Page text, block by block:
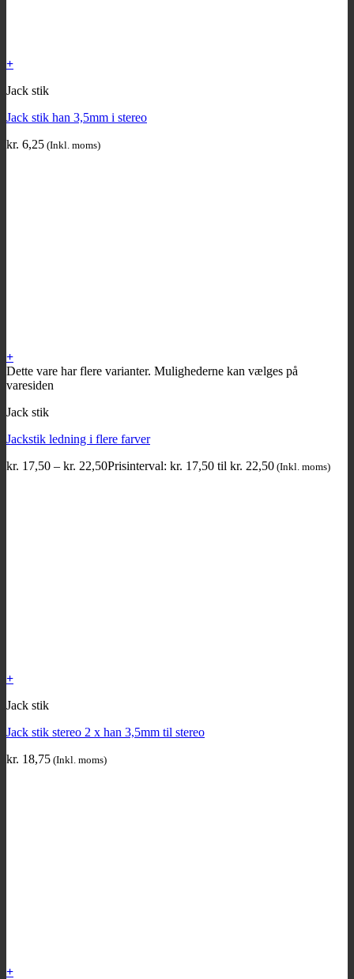
+
Jack stik
Jack stik han 3,5mm i stereo
kr. 6,25 (Inkl. moms)
+
Dette vare har flere varianter. Mulighederne kan vælges på
varesiden
Jack stik
Jackstik ledning i flere farver
kr. 17,50 – kr. 22,50Prisinterval: kr. 17,50 til kr. 22,50 (Inkl. moms)
+
Jack stik
Jack stik stereo 2 x han 3,5mm til stereo
kr. 18,75 (Inkl. moms)
+